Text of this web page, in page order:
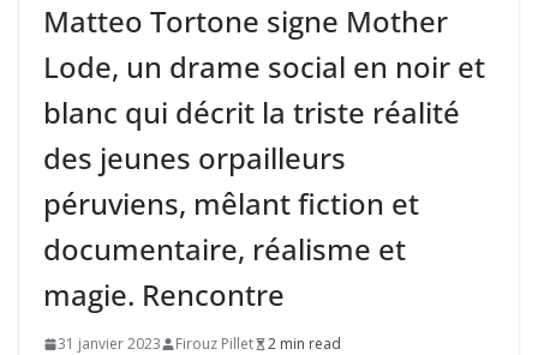
Matteo Tortone signe Mother
Lode, un drame social en noir et
blanc qui décrit la triste réalité
des jeunes orpailleurs
péruviens, mêlant fiction et
documentaire, réalisme et
magie. Rencontre
31 janvier 2023 Firouz Pillet
2 min read